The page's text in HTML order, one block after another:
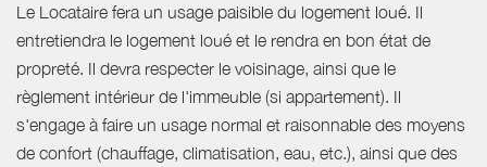
Le Locataire fera un usage paisible du logement loué. Il
entretiendra le logement loué et le rendra en bon état de
propreté. Il devra respecter le voisinage, ainsi que le
règlement intérieur de l'immeuble (si appartement). Il
s'engage à faire un usage normal et raisonnable des moyens
de confort (chauffage, climatisation, eau, etc.), ainsi que des